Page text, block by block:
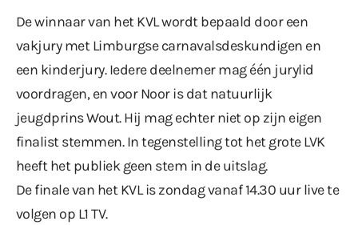
De winnaar van het KVL wordt bepaald door een
vakjury met Limburgse carnavalsdeskundigen en
een kinderjury. Iedere deelnemer mag één jurylid
voordragen, en voor Noor is dat natuurlijk
jeugdprins Wout. Hij mag echter niet op zijn eigen
finalist stemmen. In tegenstelling tot het grote LVK
heeft het publiek geen stem in de uitslag.
De finale van het KVL is zondag vanaf 14.30 uur live te
volgen op L1 TV.